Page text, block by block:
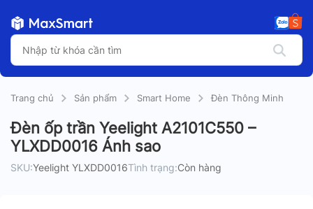
Trang chủ Sản phẩm Smart Home Đèn Thông Minh
Đèn ốp trần Yeelight A2101C550 –
YLXDD0016 Ánh sao
SKU:Yeelight YLXDD0016Tình trạng:Còn hàng